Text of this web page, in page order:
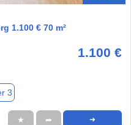
1.100 € 70 m²
1.100 €
3
★ ➦ ➜